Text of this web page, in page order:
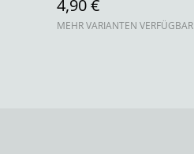
4,90 €
MEHR VARIANTEN VERFÜGBAR